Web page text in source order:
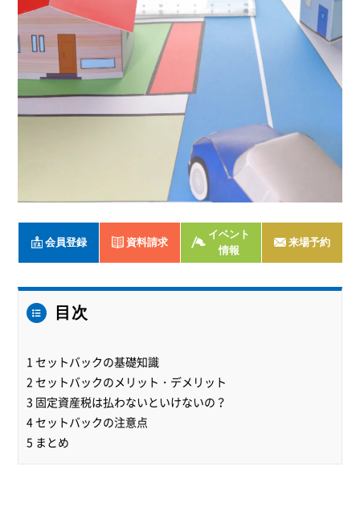
会員登録 資料請求
イベント
情報
来場予約
目次
1 セットバックの基礎知識
2 セットバックのメリット・デメリット
3 固定資産税は払わないといけないの？
4 セットバックの注意点
5 まとめ